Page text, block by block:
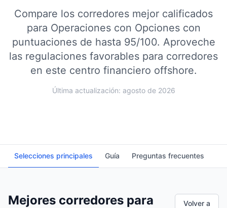
Compare los corredores mejor calificados
para Operaciones con Opciones con
puntuaciones de hasta 95/100. Aproveche
las regulaciones favorables para corredores
en este centro financiero offshore.
Última actualización: agosto de 2026
Selecciones principales Guía Preguntas frecuentes
Mejores corredores para
Volver a